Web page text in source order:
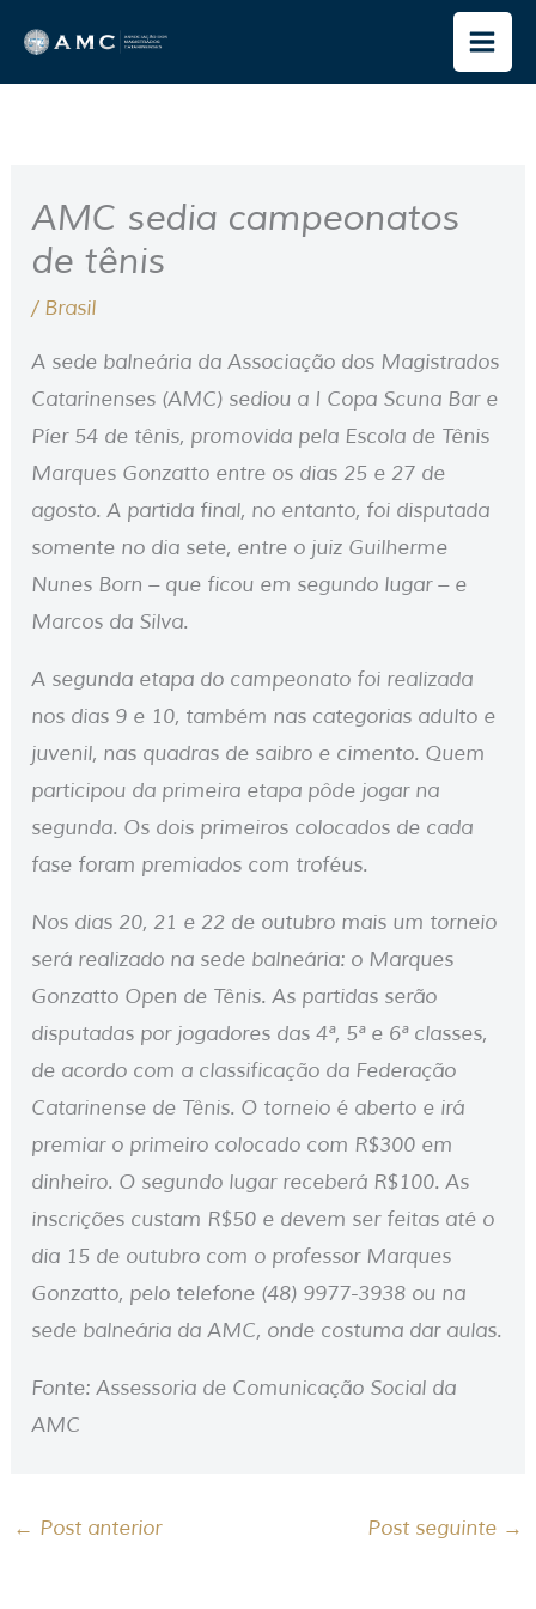
para
o
AMC sedia campeonatos
de tênis
/ Brasil
A sede balneária da Associação dos Magistrados
Catarinenses (AMC) sediou a I Copa Scuna Bar e
Píer 54 de tênis, promovida pela Escola de Tênis
Marques Gonzatto entre os dias 25 e 27 de
agosto. A partida final, no entanto, foi disputada
somente no dia sete, entre o juiz Guilherme
Nunes Born – que ficou em segundo lugar – e
Marcos da Silva.
A segunda etapa do campeonato foi realizada
nos dias 9 e 10, também nas categorias adulto e
juvenil, nas quadras de saibro e cimento. Quem
participou da primeira etapa pôde jogar na
segunda. Os dois primeiros colocados de cada
fase foram premiados com troféus.
Nos dias 20, 21 e 22 de outubro mais um torneio
será realizado na sede balneária: o Marques
Gonzatto Open de Tênis. As partidas serão
disputadas por jogadores das 4ª, 5ª e 6ª classes,
de acordo com a classificação da Federação
Catarinense de Tênis. O torneio é aberto e irá
premiar o primeiro colocado com R$300 em
dinheiro. O segundo lugar receberá R$100. As
inscrições custam R$50 e devem ser feitas até o
dia 15 de outubro com o professor Marques
Gonzatto, pelo telefone (48) 9977-3938 ou na
sede balneária da AMC, onde costuma dar aulas.
Fonte: Assessoria de Comunicação Social da
AMC
← Post anterior Post seguinte →